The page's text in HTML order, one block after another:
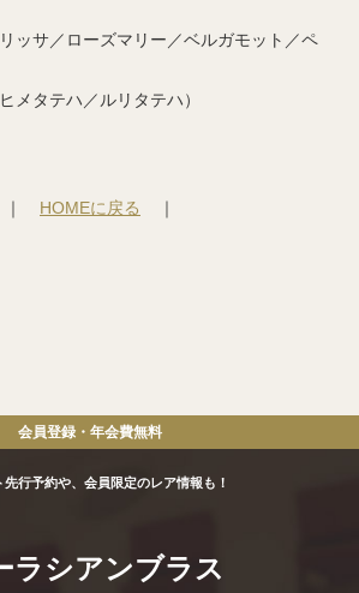
ッサ／ローズマリー／ベルガモット／ペ
メタテハ／ルリタテハ）
｜ HOMEに戻る ｜
会員登録・年会費無料
先行予約や、会員限定のレア情報も！
ラシアンブラス